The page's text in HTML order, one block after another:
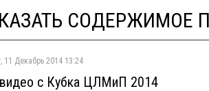
СОДЕРЖИМОЕ
11 Декабрь 2014 13:24
с Кубка ЦЛМиП 2014